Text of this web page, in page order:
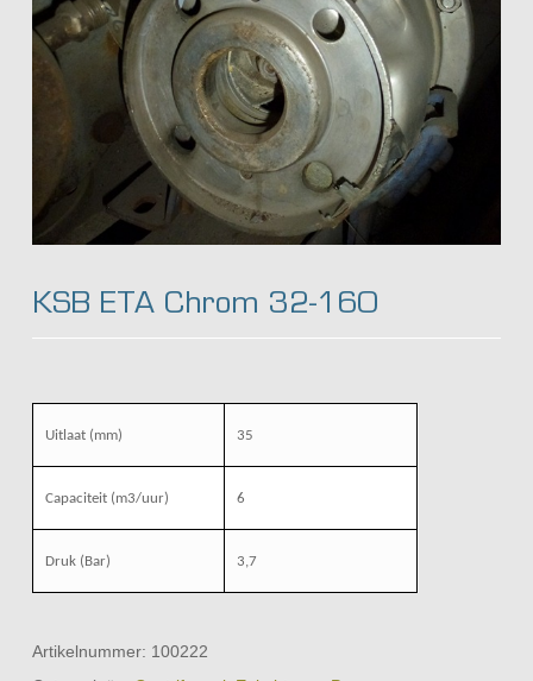
KSB ETA Chrom 32-160
Uitlaat (mm) 35
Capaciteit (m3/uur) 6
Druk (Bar) 3,7
Artikelnummer: 100222